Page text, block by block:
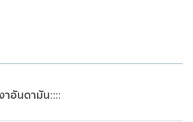
าอันดามัน::::